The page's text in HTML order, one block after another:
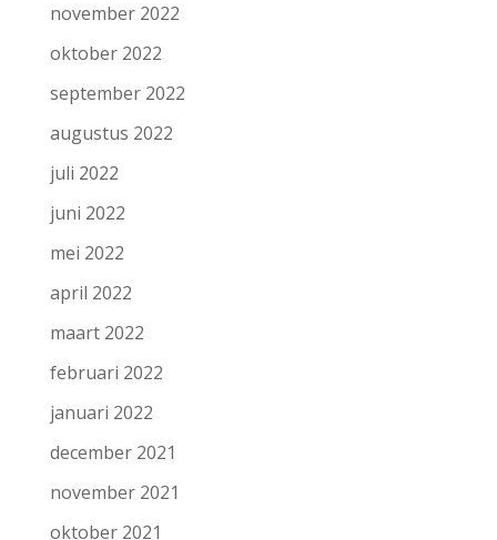
november 2022
oktober 2022
september 2022
augustus 2022
juli 2022
juni 2022
mei 2022
april 2022
maart 2022
februari 2022
januari 2022
december 2021
november 2021
oktober 2021